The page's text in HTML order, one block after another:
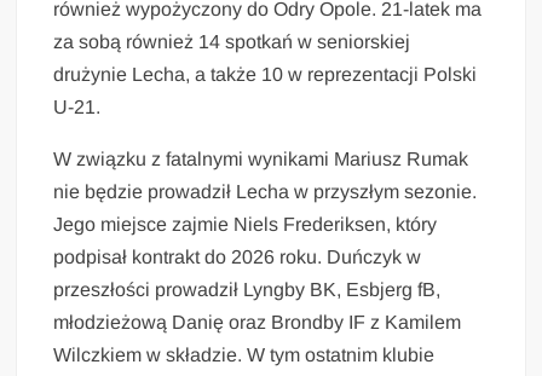
również wypożyczony do Odry Opole. 21-latek ma
za sobą również 14 spotkań w seniorskiej
drużynie Lecha, a także 10 w reprezentacji Polski
U-21.
W związku z fatalnymi wynikami Mariusz Rumak
nie będzie prowadził Lecha w przyszłym sezonie.
Jego miejsce zajmie Niels Frederiksen, który
podpisał kontrakt do 2026 roku. Duńczyk w
przeszłości prowadził Lyngby BK, Esbjerg fB,
młodzieżową Danię oraz Brondby IF z Kamilem
Wilczkiem w składzie. W tym ostatnim klubie